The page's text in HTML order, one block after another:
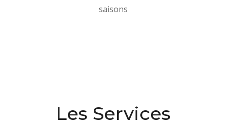
saisons
Les Services